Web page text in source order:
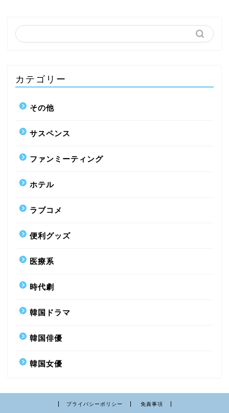
カテゴリー
その他
サスペンス
ファンミーティング
ホテル
ラブコメ
便利グッズ
医療系
時代劇
韓国ドラマ
韓国俳優
韓国女優
プライバシーポリシー 免責事項